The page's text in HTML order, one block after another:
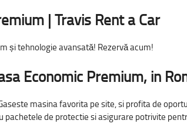
| Travis Rent a Car
și tehnologie avansată! Rezervă acum!
Economic Premium, in
masina favorita pe site, si profita de
de protectie si asigurare potrivite